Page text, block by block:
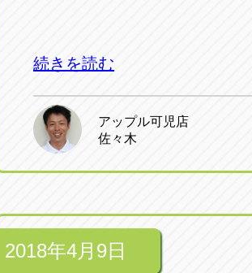
続きを読む
アップル可児店
佐々木
2018年4月9日